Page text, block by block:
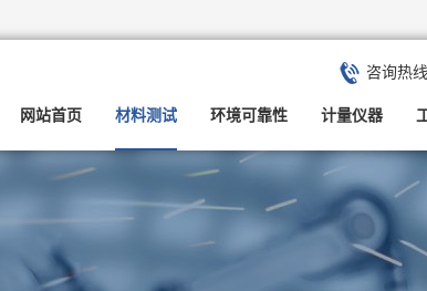
咨询热线
网站首页 材料测试 环境可靠性 计量仪器